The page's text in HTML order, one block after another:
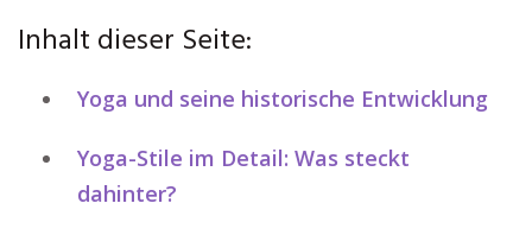
Inhalt dieser Seite:
Yoga und seine historische Entwicklung
Yoga-Stile im Detail: Was steckt
dahinter?